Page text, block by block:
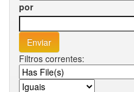
por
Filtros correntes: